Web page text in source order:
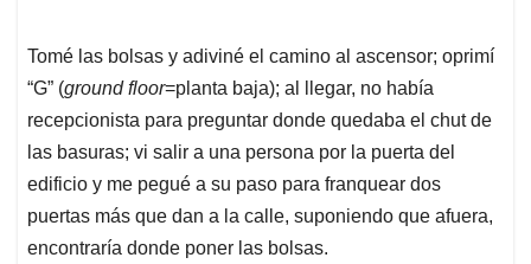
Tomé las bolsas y adiviné el camino al ascensor; oprimí
“G” (ground floor=planta baja); al llegar, no había
recepcionista para preguntar donde quedaba el chut de
las basuras; vi salir a una persona por la puerta del
edificio y me pegué a su paso para franquear dos
puertas más que dan a la calle, suponiendo que afuera,
encontraría donde poner las bolsas.